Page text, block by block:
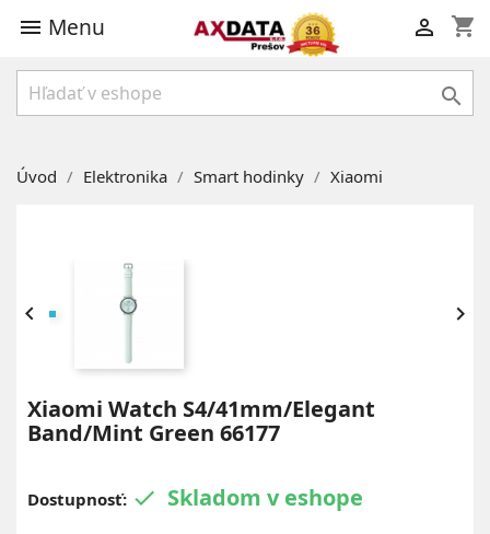
 Menu shopping_cart


Úvod Elektronika Smart hodinky Xiaomi
 
Xiaomi Watch S4/41mm/Elegant
Band/Mint Green 66177
Dostupnosť:  Skladom v eshope